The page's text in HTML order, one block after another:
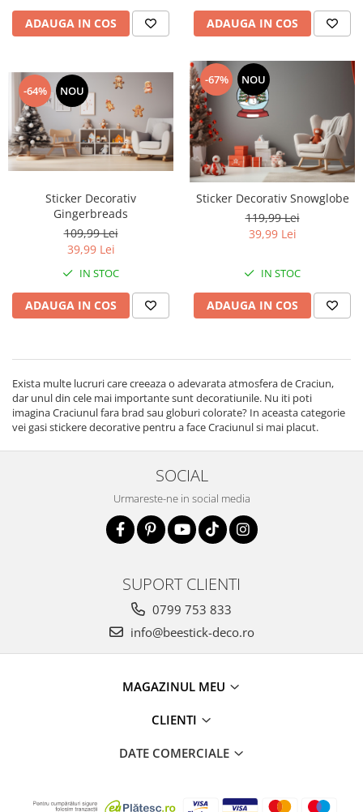
ADAUGA IN COS ADAUGA IN COS
-64% NOU
Sticker Decorativ
Gingerbreads
109,99 Lei
39,99 Lei
IN STOC
ADAUGA IN COS
-67% NOU
Sticker Decorativ Snowglobe
119,99 Lei
39,99 Lei
IN STOC
ADAUGA IN COS
Exista multe lucruri care creeaza o adevarata atmosfera de Craciun,
dar unul din cele mai importante sunt decoratiunile. Nu iti poti
imagina Craciunul fara brad sau globuri colorate? In aceasta categorie
vei gasi stickere decorative pentru a face Craciunul si mai placut.
SOCIAL
Urmareste-ne in social media
SUPORT CLIENTI
0799 753 833
info@beestick-deco.ro
MAGAZINUL MEU
CLIENTI
DATE COMERCIALE